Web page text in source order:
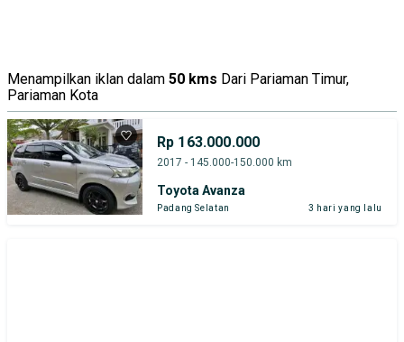
Menampilkan iklan dalam 50 kms Dari Pariaman Timur,
Pariaman Kota
Rp 163.000.000
2017 - 145.000-150.000 km
Toyota Avanza
Padang Selatan 3 hari yang lalu